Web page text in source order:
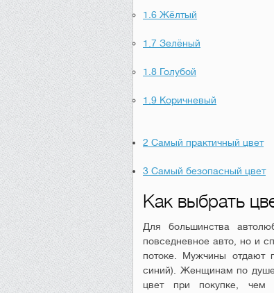
1.6 Жёлтый
1.7 Зелёный
1.8 Голубой
1.9 Коричневый
2 Самый практичный цвет
3 Самый безопасный цвет
Как выбрать
Для большинства
повседневное авто, но и
потоке. Мужчины отдают
синий). Женщинам по
цвет при покупке, чем